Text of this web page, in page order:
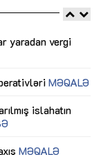
yaradan vergi
MƏQALƏ
islahatın
MƏQALƏ